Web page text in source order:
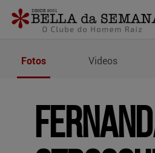
Fotos de
Fotos Videos